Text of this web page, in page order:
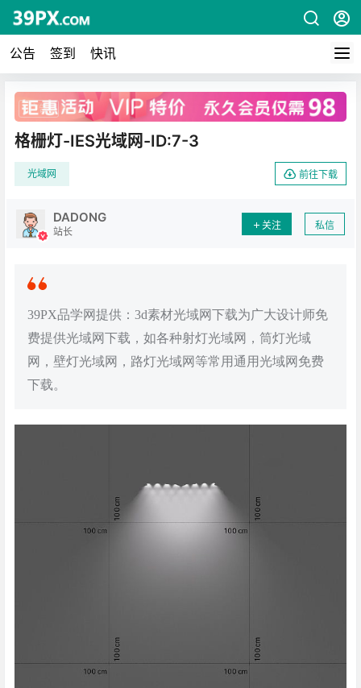
公告 签到 快讯
广告
格栅灯-IES光域网-ID:7-3
光域网 前往下载
DADONG
站长
关注 私信
39PX品学网提供：3d素材光域网下载为广大设计师免
费提供光域网下载，如各种射灯光域网，筒灯光域
网，壁灯光域网，路灯光域网等常用通用光域网免费
下载。